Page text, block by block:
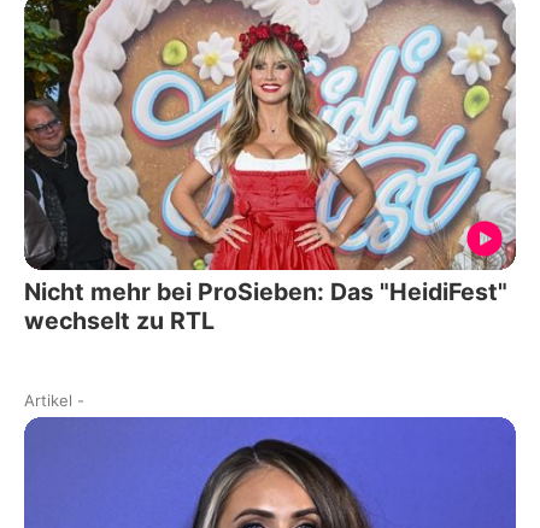
Nicht mehr bei ProSieben: Das "HeidiFest"
wechselt zu RTL
Artikel -